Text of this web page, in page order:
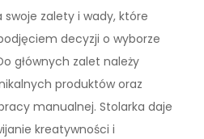
zalety i wady, które
decyzji o wyborze
głównych zalet należy
produktów oraz
manualnej. Stolarka daje
kreatywności i